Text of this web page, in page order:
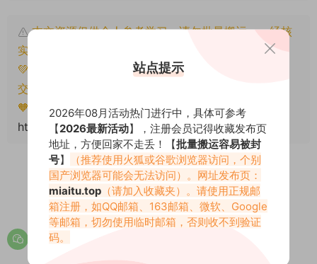
本文资源仅供个人参考学习，请勿批量搬运，一经核
实将封禁账号权限！
💚本文资源均来源网友分享，若侵犯了您的权益可以提
交工单处理。
🧡转载请注明出处！原文链接：
https://miaitu.cc/70519.html
0 0
站点提示
2026年08月活动热门进行中，具体可参考
【2026最新活动】，注册会员记得收藏发布页
地址，方便回家不走丢！【批量搬运容易被封
号】
（推荐使用火狐或谷歌浏览器访问，个别
国产浏览器可能会无法访问）。网址发布页：
miaitu.top （请加入收藏夹）。请使用正规邮
箱注册，如QQ邮箱、163邮箱、微软、Google
等邮箱，切勿使用临时邮箱，否则收不到验证
码。